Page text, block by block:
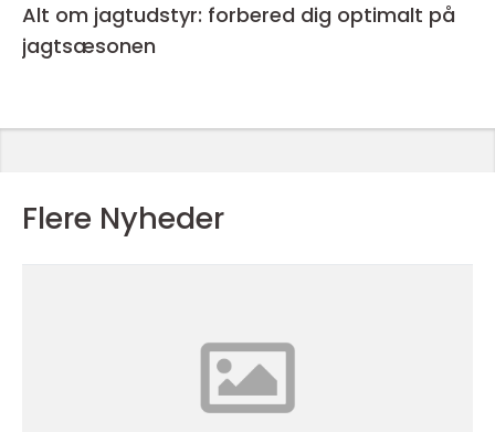
Alt om jagtudstyr: forbered dig optimalt på
jagtsæsonen
Flere Nyheder